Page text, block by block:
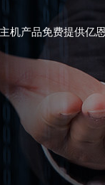
机产品免费提供亿